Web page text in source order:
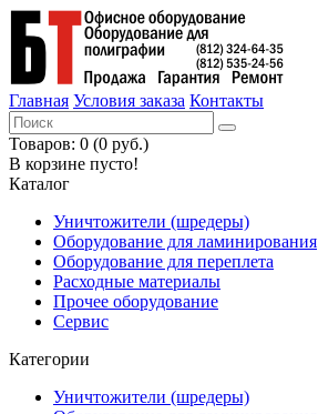
Главная Условия заказа Контакты
Товаров: 0 (0 руб.)
В корзине пусто!
Каталог
Уничтожители (шредеры)
Оборудование для ламинирования
Оборудование для переплета
Расходные материалы
Прочее оборудование
Сервис
Категории
Уничтожители (шредеры)